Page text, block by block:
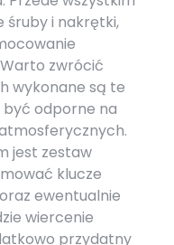
śruby i nakrętki,
zwrócić
wykonane są te
odporne na
jest zestaw
klucze
ewentualnie
wiercenie
przydatny